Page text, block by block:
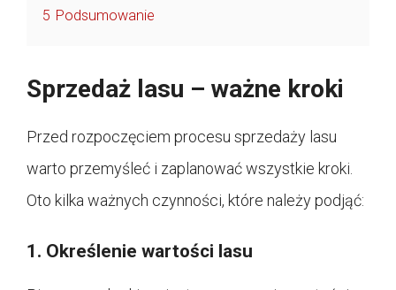
5 Podsumowanie
Sprzedaż lasu – ważne kroki
Przed rozpoczęciem procesu sprzedaży lasu
warto przemyśleć i zaplanować wszystkie kroki.
Oto kilka ważnych czynności, które należy podjąć:
1. Określenie wartości lasu